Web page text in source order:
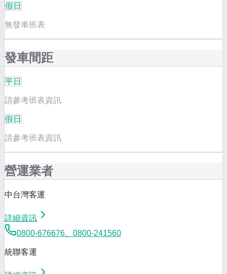
假日
無發車班表
發車間距
平日
請參考班表資訊
假日
請參考班表資訊
營運業者
中台灣客運
詳細資訊
0800-676676、0800-241560
統聯客運